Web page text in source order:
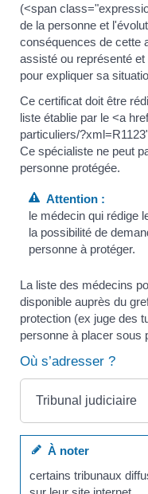
(<span
de la personne et
conséquences de cette
assisté ou représenté
pour expliquer sa
Ce certificat doit être
liste établie par le <a
particuliers/
Ce spécialiste ne peut
personne protégée.
Attention :
le médecin qui rédige
la possibilité de
personne à protéger.
La liste des médecins
disponible auprès du
protection (ex juge des
personne à placer sous
Où s’adresser ?
Tribunal judiciaire
À noter
certains tribunaux